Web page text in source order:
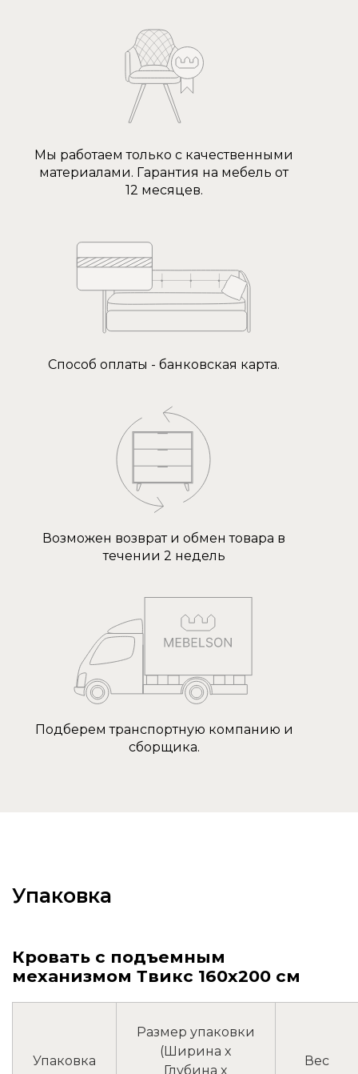
Мы работаем только с качественными
материалами. Гарантия на мебель от
12 месяцев.
Способ оплаты - банковская карта.
Возможен возврат и обмен товара в
течении 2 недель
Подберем транспортную компанию и
сборщика.
Упаковка
Кровать с подъемным
механизмом Твикс 160х200 см
Упаковка
Размер упаковки
(Ширина x
Глубина x
Вес